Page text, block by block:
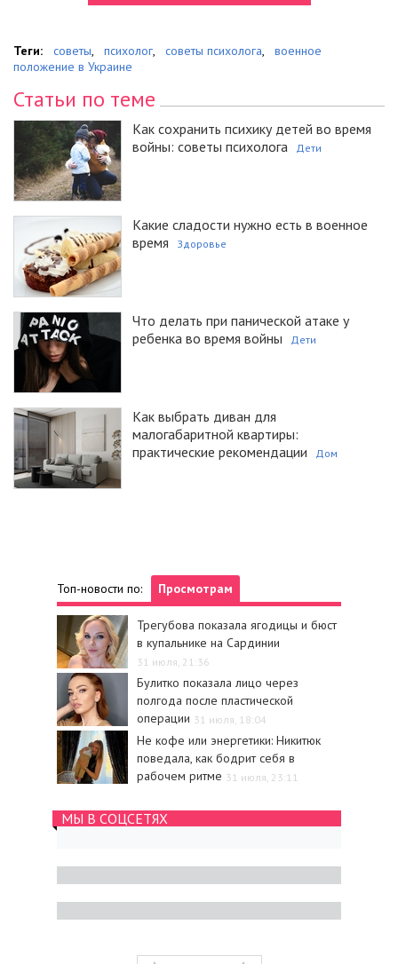
Теги: советы, психолог, советы психолога,
военное
положение в Украине
Статьи по теме
Как сохранить психику детей во время
войны: советы психолога
Дети
Какие сладости нужно есть в военное
время
Здоровье
Что делать при панической атаке у
ребенка во время войны
Дети
Как выбрать диван для
малогабаритной квартиры:
практические рекомендации
Дом
Топ-новости по: Просмотрам
Трегубова показала ягодицы и бюст
в купальнике на Сардинии
31 июля, 21:36
Булитко показала лицо через
полгода после пластической
операции 31 июля, 18:04
Не кофе или энергетики: Никитюк
поведала, как бодрит себя в
рабочем ритме 31 июля, 23:11
МЫ В СОЦСЕТЯХ